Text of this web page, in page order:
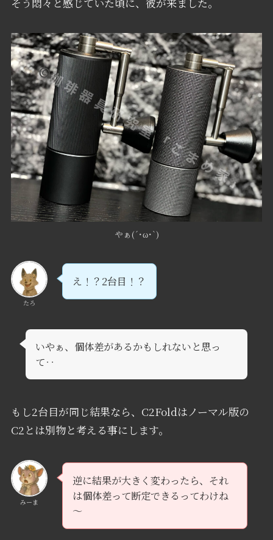
やぁ(´･ω･`)
たろ
え！？2台目！？
いやぁ、個体差があるかもしれないと思っ
て‥
もし2台目が同じ結果なら、C2Foldはノーマル版の
C2とは別物と考える事にします。
みーま
逆に結果が大きく変わったら、それ
は個体差って断定できるってわけね
～